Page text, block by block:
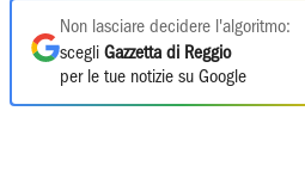
Non lasciare decidere l'algoritmo:
scegli Gazzetta di Reggio
per le tue notizie su Google